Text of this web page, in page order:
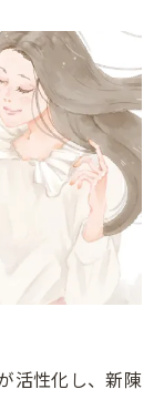
活性化し、新陳